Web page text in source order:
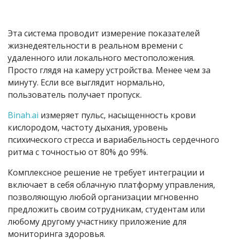
Эта система проводит измерение показателей
жизнедеятельности в реальном времени с
удаленного или локального местоположения.
Просто глядя на камеру устройства. Менее чем за
минуту. Если все выглядит нормально,
пользователь получает пропуск.
Binah.ai измеряет пульс, насыщенность крови
кислородом, частоту дыхания, уровень
психического стресса и вариабельность сердечного
ритма с точностью от 80% до 99%.
Комплексное решение не требует интеграции и
включает в себя облачную платформу управления,
позволяющую любой организации мгновенно
предложить своим сотрудникам, студентам или
любому другому участнику приложение для
мониторинга здоровья.